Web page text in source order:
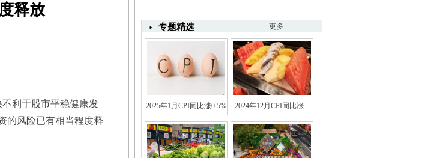
释放
利于股市平稳健康发
的风险已有相当程度释
专题精选 更多
2025年1月CPI同比涨0.5% 2024年12月CPI同比涨...